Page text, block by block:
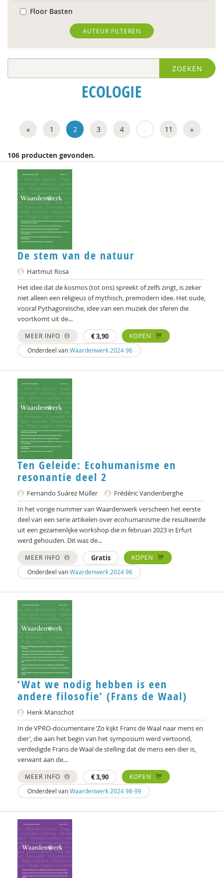
Floor Basten
Blanche Beijersbergen van Henegouwen
Gert Biesta
Herman van den Bosch
Bram van Boxtel
Arjan Broers
Richard Brons
Ellen de Bruin
Alain Caillé e.v.a
William E. Connolly
Christine Cuomo
Bram De Jonge
Michiel de Ronde
Marcel de Rooij
Martin Drenthen
Clemens Driessen
Joachim Duyndam
Didier Fassin
Aetzel Griffioen
Iris Hartog
Christoph Henning
Felix van Hoften
Pieter Ippel
Ruben Jacobs
Chris Julien
Gesche Keding
Kees Klomp
Harry Kunneman
Harry Kunneman
Wouter Kusters
Eric Leltz
Ton Lemaire
Henk Manschot
Frans Melissen
Linda van Mierlo-Beurskens
Jo Miles
Mieke Moor
Kaj Morel
Jean de Munck
Pim Nijssen
AUTEUR FILTEREN
ZOEKEN
ECOLOGIE
« 1 2 3 4 .. 11 »
106 producten gevonden.
De stem van de natuur
Hartmut Rosa
Het idee dat de kosmos (tot ons) spreekt of zelfs zingt, is zeker
niet alleen een religieus of mythisch, premodern idee. Het oude,
vooral Pythagoreïsche, idee van een muziek der sferen die
voortkomt uit de...
MEER INFO €3,90
KOPEN
Onderdeel vanWaardenwerk 2024 96
Ten Geleide: Ecohumanisme en
resonantie deel 2
Fernando Suárez Müller
Frédéric Vandenberghe
In het vorige nummer van Waardenwerk verscheen het eerste
deel van een serie artikelen over ecohumanisme die resulteerde
uit een gezamenlijke workshop die in februari 2023 in Erfurt
werd gehouden. Dit was de...
MEER INFO Gratis
KOPEN
Onderdeel vanWaardenwerk 2024 96
‘Wat we nodig hebben is een
andere filosofie’ (Frans de Waal)
Henk Manschot
In de VPRO-documentaire ‘Zo kijkt Frans de Waal naar mens en
dier’, die aan het begin van het symposium werd vertoond,
verdedigde Frans de Waal de stelling dat de mens een dier is,
verwant aan de...
MEER INFO €3,90
KOPEN
Onderdeel vanWaardenwerk 2024 98-99